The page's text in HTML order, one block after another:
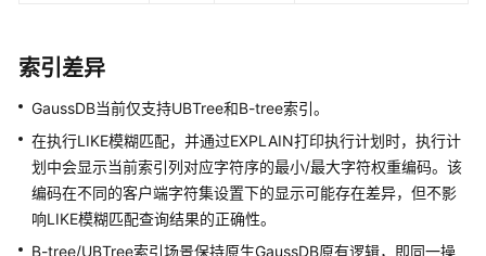
索引差异
GaussDB当前仅支持UBTree和B-tree索引。
在执行LIKE模糊匹配，并通过EXPLAIN打印执行计划时，执行计
划中会显示当前索引列对应字符序的最小/最大字符权重编码。该
编码在不同的客户端字符集设置下的显示可能存在差异，但不影
响LIKE模糊匹配查询结果的正确性。
B-tree/UBTree索引场景保持原生GaussDB原有逻辑，即同一操